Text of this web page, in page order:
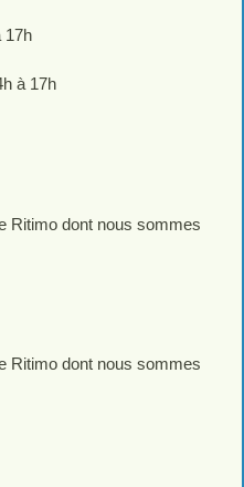
17h
à 17h
Ritimo dont nous sommes
Ritimo dont nous sommes